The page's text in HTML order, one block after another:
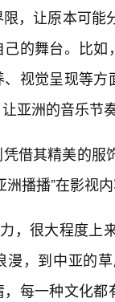
，让原本可
的舞台。比
视觉呈现等
亚洲的音乐节
借其精美的
洲播播”在影视
，很大程度
漫，到中亚的
每一种文化